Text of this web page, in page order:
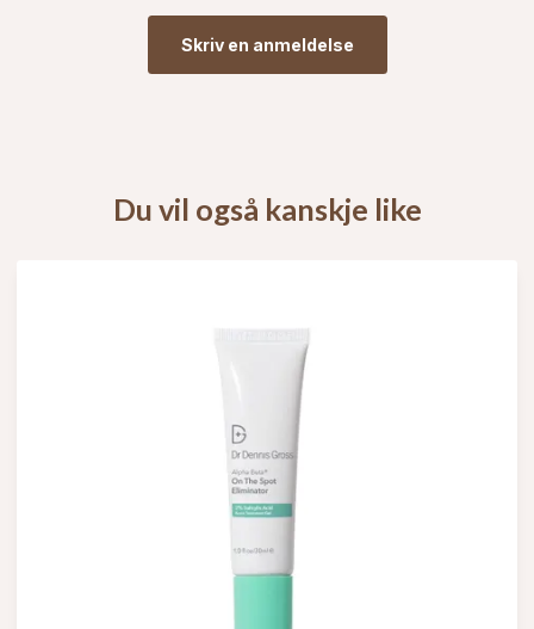
Skriv en anmeldelse
Du vil også kanskje like